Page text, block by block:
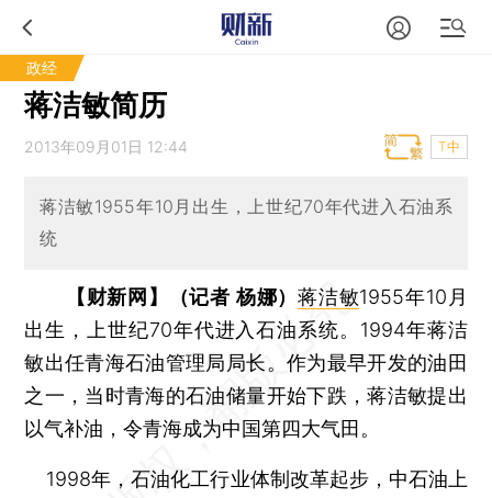
政经
蒋洁敏简历
2013年09月01日 12:44 T中
蒋洁敏1955年10月出生，上世纪70年代进入石油系
统
【财新网】（记者 杨娜）蒋洁敏1955年10月
出生，上世纪70年代进入石油系统。1994年蒋洁
敏出任青海石油管理局局长。作为最早开发的油田
之一，当时青海的石油储量开始下跌，蒋洁敏提出
以气补油，令青海成为中国第四大气田。
1998年，石油化工行业体制改革起步，中石油上